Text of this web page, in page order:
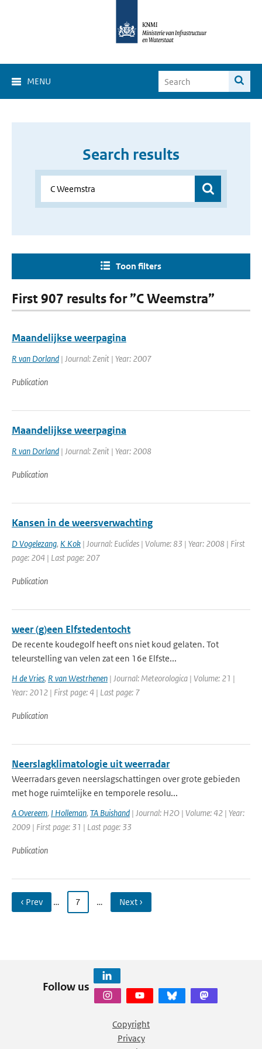
MENU
Search results
Toon filters
First 907 results for ”C Weemstra”
Maandelijkse weerpagina
R van Dorland | Journal: Zenit | Year: 2007
Publication
Maandelijkse weerpagina
R van Dorland | Journal: Zenit | Year: 2008
Publication
Kansen in de weersverwachting
D Vogelezang, K Kok | Journal: Euclides | Volume: 83 | Year: 2008 | First
page: 204 | Last page: 207
Publication
weer (g)een Elfstedentocht
De recente koudegolf heeft ons niet koud gelaten. Tot
teleurstelling van velen zat een 16e Elfste...
H de Vries, R van Westrhenen | Journal: Meteorologica | Volume: 21 |
Year: 2012 | First page: 4 | Last page: 7
Publication
Neerslagklimatologie uit weerradar
Weerradars geven neerslagschattingen over grote gebieden
met hoge ruimtelijke en temporele resolu...
A Overeem, I Holleman, TA Buishand | Journal: H2O | Volume: 42 | Year:
2009 | First page: 31 | Last page: 33
Publication
‹ Prev … 7 … Next ›
Follow us
Copyright
Privacy